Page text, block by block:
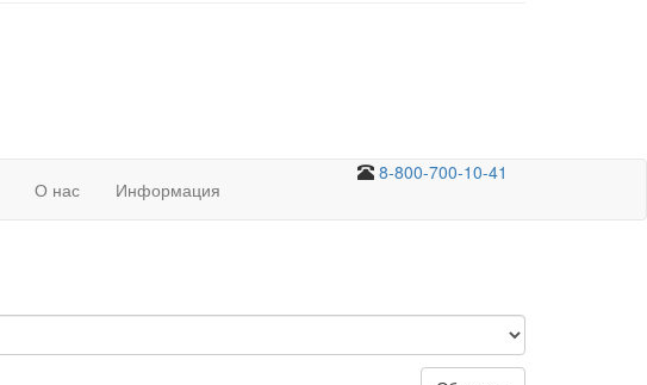
О нас Информация
8-800-700-10-41